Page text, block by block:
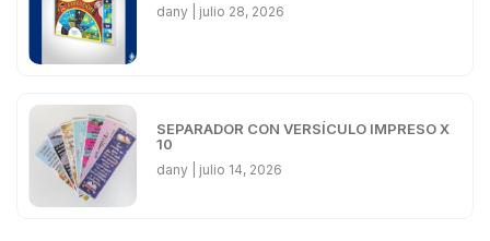
dany julio 28, 2026
SEPARADOR CON VERSÍCULO IMPRESO X
10
dany julio 14, 2026